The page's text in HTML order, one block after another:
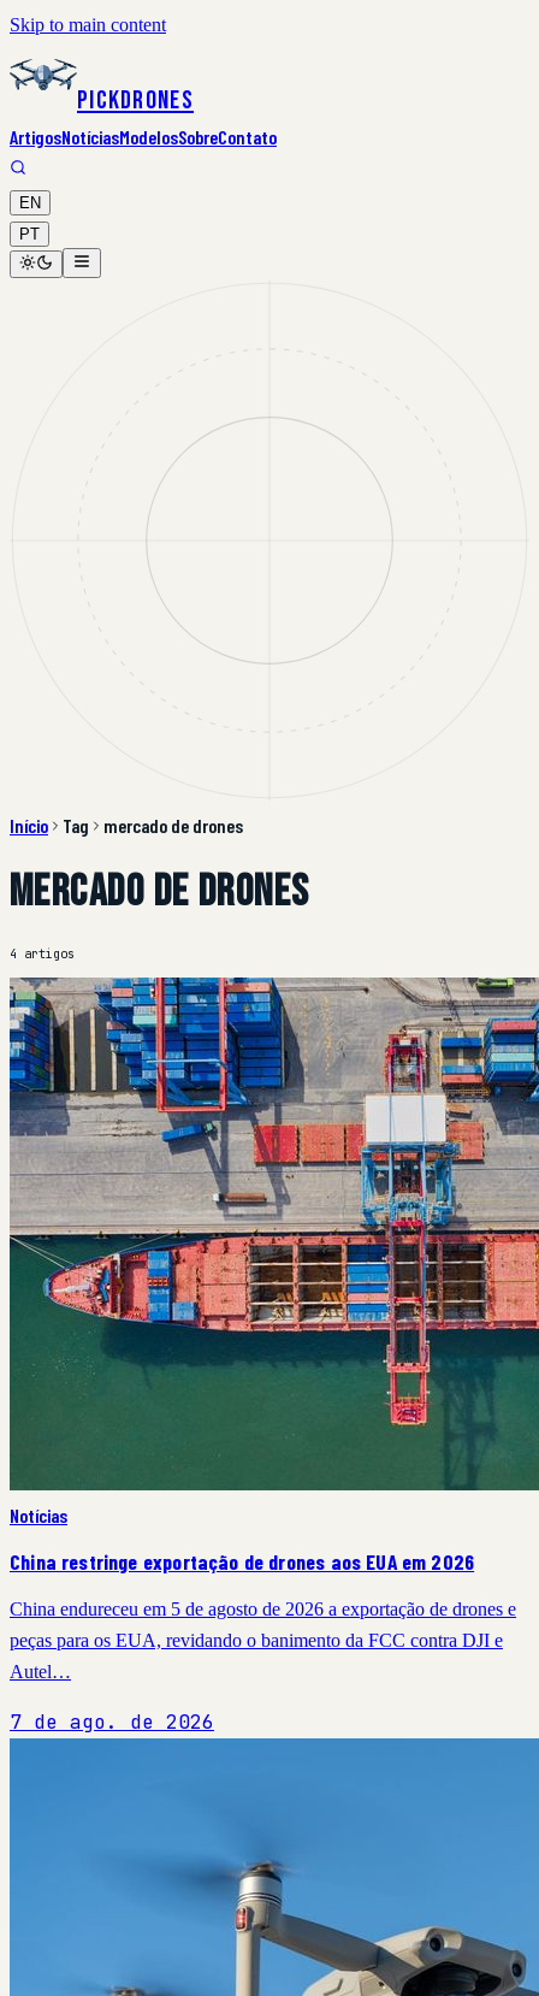
Skip to main content
PickDrones
ArtigosNotíciasModelosSobreContato
EN
PT
Início Tag mercado de drones
mercado de drones
4 artigos
Notícias
China restringe exportação de drones aos EUA em 2026
China endureceu em 5 de agosto de 2026 a exportação de drones e
peças para os EUA, revidando o banimento da FCC contra DJI e
Autel…
7 de ago. de 2026